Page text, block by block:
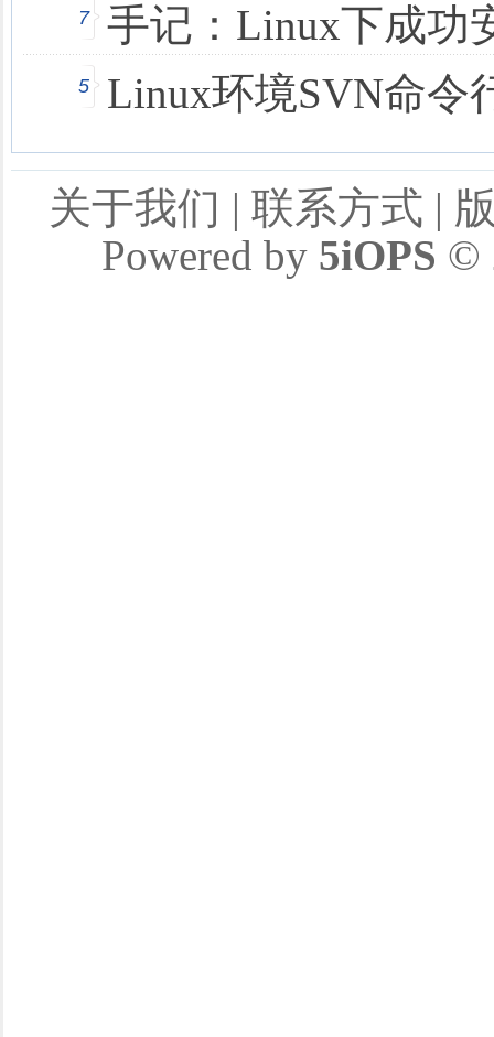
7 手记：Linux下成功
5 Linux环境SVN命令
关于我们 | 联系方式 |
Powered by 5iOPS ©